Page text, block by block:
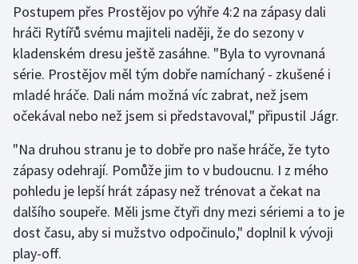
Postupem přes Prostějov po výhře 4:2 na zápasy dali
hráči Rytířů svému majiteli naději, že do sezony v
kladenském dresu ještě zasáhne. "Byla to vyrovnaná
série. Prostějov měl tým dobře namíchaný - zkušené i
mladé hráče. Dali nám možná víc zabrat, než jsem
očekával nebo než jsem si představoval," připustil Jágr.
"Na druhou stranu je to dobře pro naše hráče, že tyto
zápasy odehrají. Pomůže jim to v budoucnu. I z mého
pohledu je lepší hrát zápasy než trénovat a čekat na
dalšího soupeře. Měli jsme čtyři dny mezi sériemi a to je
dost času, aby si mužstvo odpočinulo," doplnil k vývoji
play-off.